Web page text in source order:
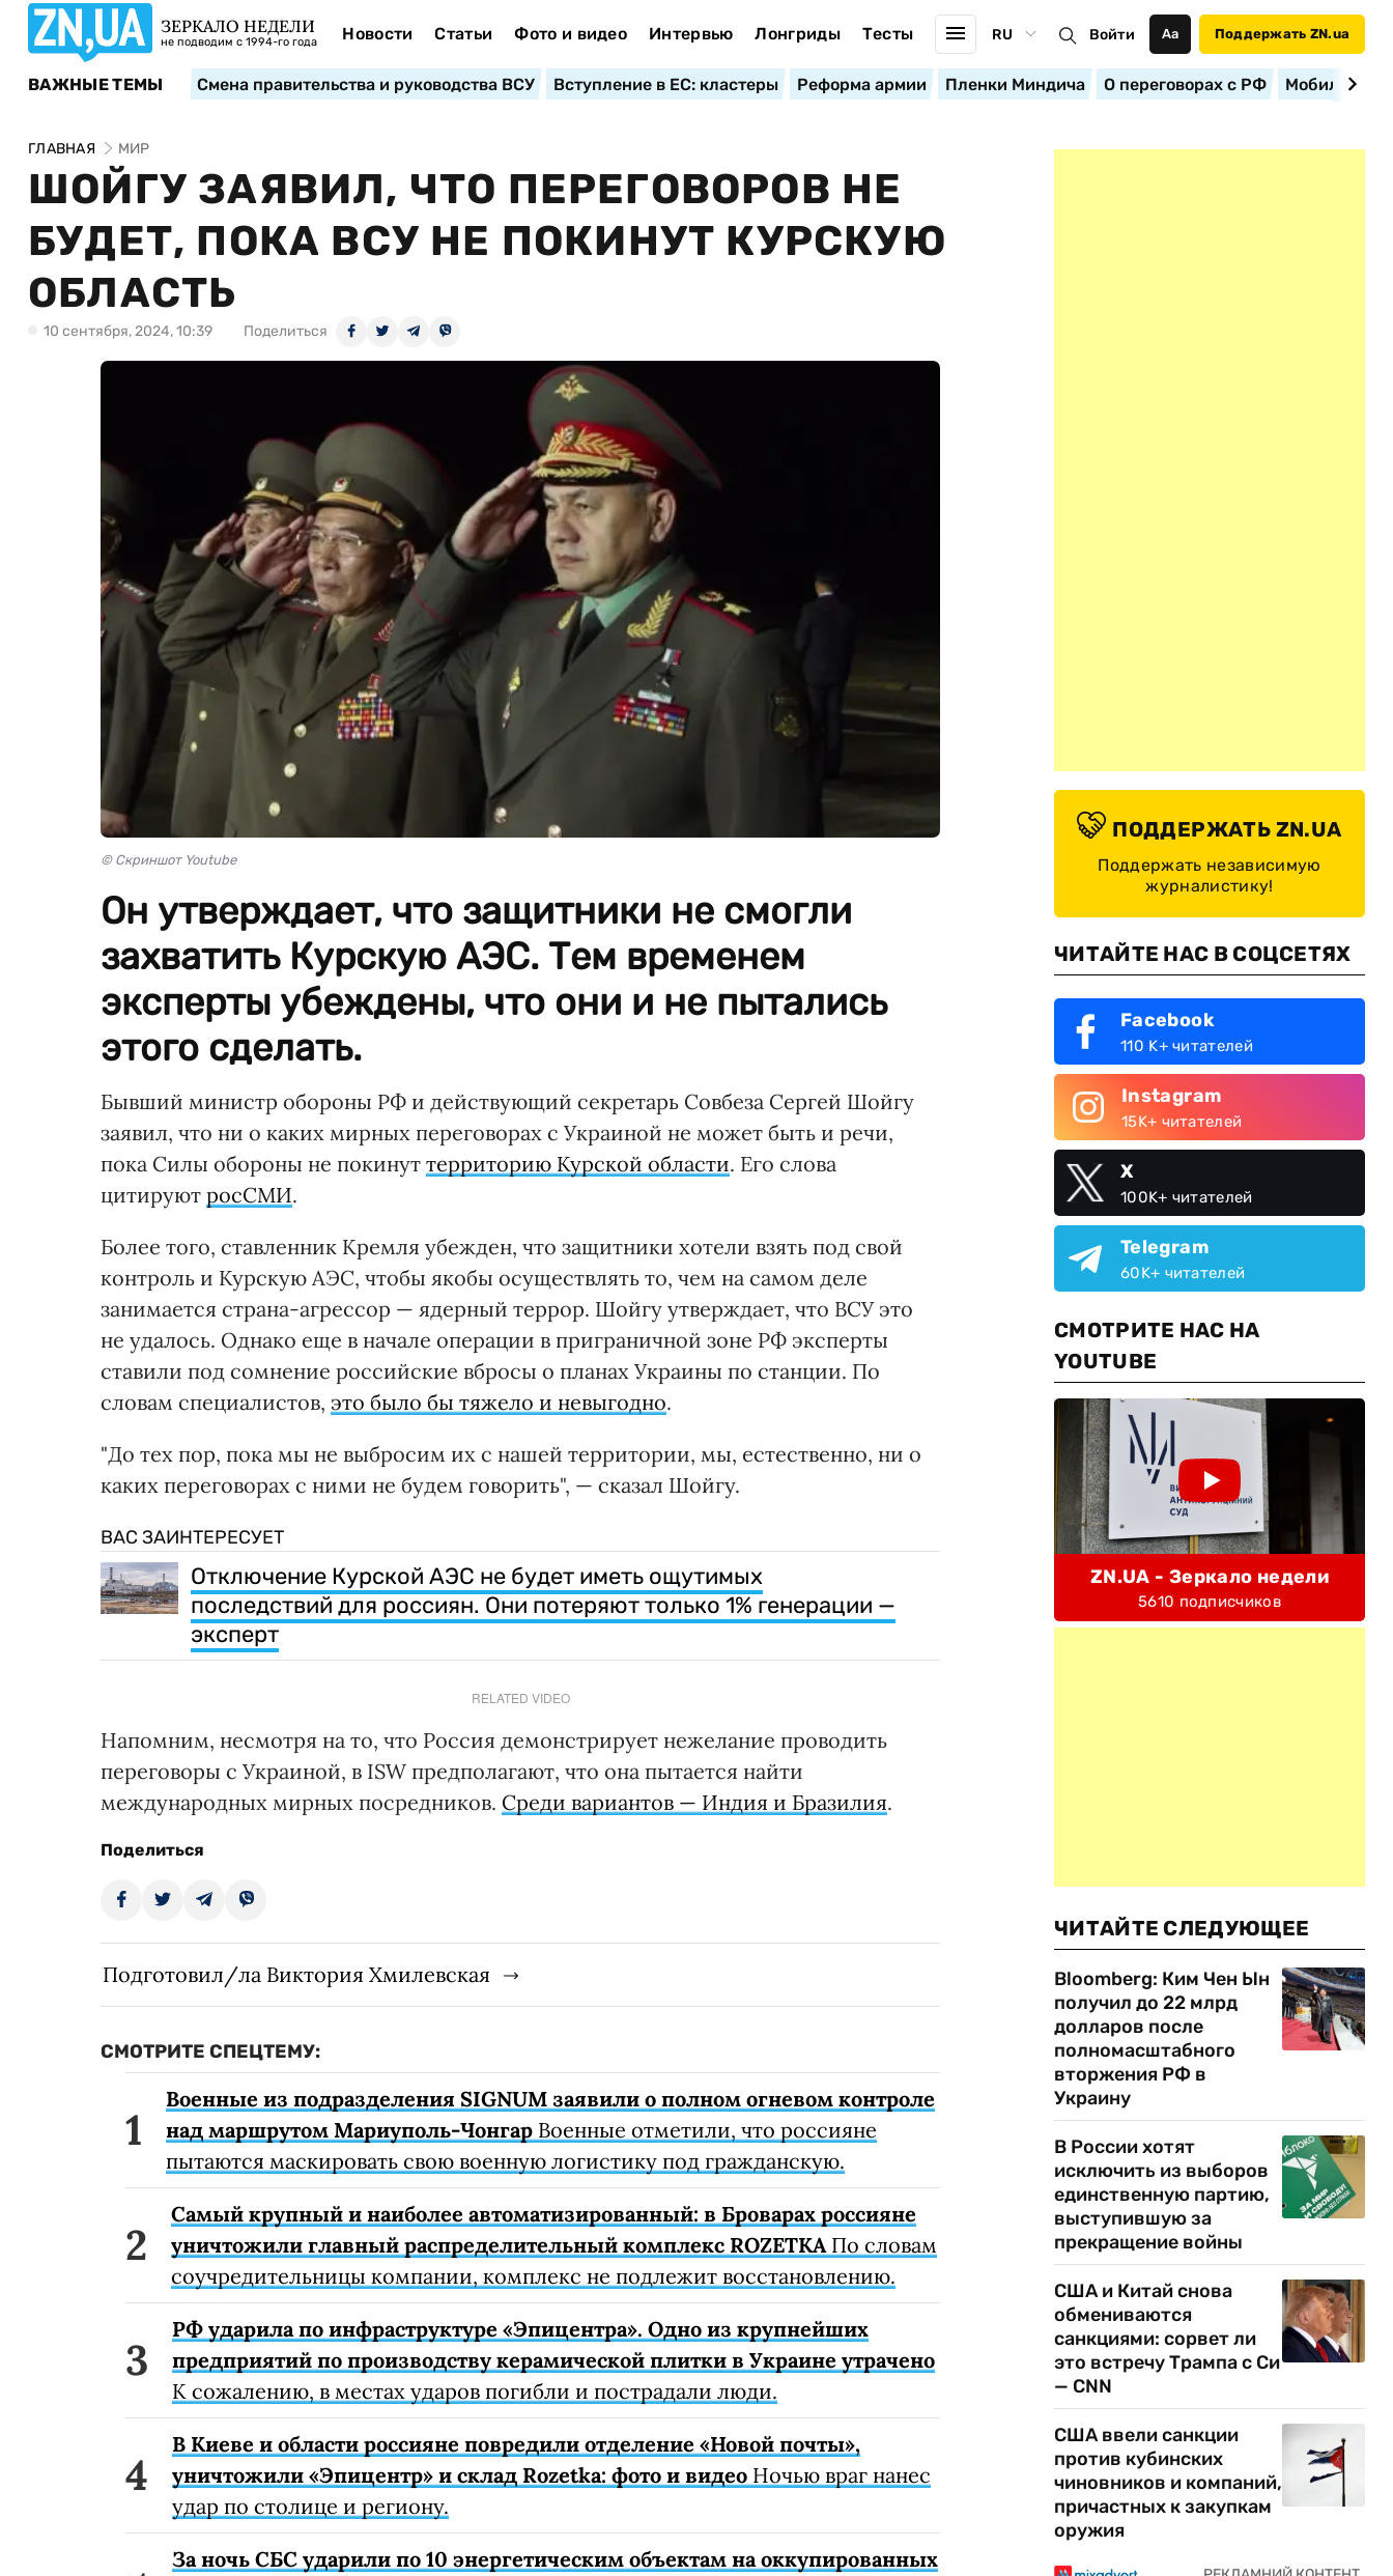
ЗЕРКАЛО НЕДЕЛИ
не подводим с 1994-го года Новости Статьи Фото и видео Интервью Лонгриды Тесты RU Войти Аа Поддержать ZN.ua
ВАЖНЫЕ ТЕМЫ Смена правительства и руководства ВСУ Вступление в ЕС: кластеры Реформа армии Пленки Миндича О переговорах с РФ
ГЛАВНАЯ МИР
ШОЙГУ ЗАЯВИЛ, ЧТО ПЕРЕГОВОРОВ НЕ
БУДЕТ, ПОКА ВСУ НЕ ПОКИНУТ КУРСКУЮ
ОБЛАСТЬ
10 сентября, 2024, 10:39 Поделиться
© Скриншот Youtube
Он утверждает, что защитники не смогли
захватить Курскую АЭС. Тем временем
эксперты убеждены, что они и не пытались
этого сделать.
Бывший министр обороны РФ и действующий секретарь Совбеза Сергей Шойгу
заявил, что ни о каких мирных переговорах с Украиной не может быть и речи,
пока Силы обороны не покинут территорию Курской области. Его слова
цитируют росСМИ.
Более того, ставленник Кремля убежден, что защитники хотели взять под свой
контроль и Курскую АЭС, чтобы якобы осуществлять то, чем на самом деле
занимается страна-агрессор — ядерный террор. Шойгу утверждает, что ВСУ это
не удалось. Однако еще в начале операции в приграничной зоне РФ эксперты
ставили под сомнение российские вбросы о планах Украины по станции. По
словам специалистов, это было бы тяжело и невыгодно.
"До тех пор, пока мы не выбросим их с нашей территории, мы, естественно, ни о
каких переговорах с ними не будем говорить", — сказал Шойгу.
ВАС ЗАИНТЕРЕСУЕТ
Отключение Курской АЭС не будет иметь ощутимых
последствий для россиян. Они потеряют только 1% генерации —
эксперт
RELATED VIDEO
Напомним, несмотря на то, что Россия демонстрирует нежелание проводить
переговоры с Украиной, в ISW предполагают, что она пытается найти
международных мирных посредников. Среди вариантов — Индия и Бразилия.
Поделиться
Подготовил/ла Виктория Хмилевская
СМОТРИТЕ СПЕЦТЕМУ:
Военные из подразделения SIGNUM заявили о полном огневом контроле
над маршрутом Мариуполь-Чонгар Военные отметили, что россияне
пытаются маскировать свою военную логистику под гражданскую.
Самый крупный и наиболее автоматизированный: в Броварах россияне
уничтожили главный распределительный комплекс ROZETKAПо словам
соучредительницы компании, комплекс не подлежит восстановлению.
РФ ударила по инфраструктуре «Эпицентра». Одно из крупнейших
предприятий по производству керамической плитки в Украине утрачено
К сожалению, в местах ударов погибли и пострадали люди.
В Киеве и области россияне повредили отделение «Новой почты»,
уничтожили «Эпицентр» и склад Rozetka: фото и видео Ночью враг нанес
удар по столице и региону.
За ночь СБС ударили по 10 энергетическим объектам на оккупированных
ПОДДЕРЖАТЬ ZN.UA
Поддержать независимую
журналистику!
ЧИТАЙТЕ НАС В СОЦСЕТЯХ
Facebook
110 K+ читателей
Instagram
15K+ читателей
X
100K+ читателей
Telegram
60K+ читателей
СМОТРИТЕ НАС НА
YOUTUBE
ZN.UA - Зеркало недели
5610 подписчиков
ЧИТАЙТЕ СЛЕДУЮЩЕЕ
Bloomberg: Ким Чен Ын
получил до 22 млрд
долларов после
полномасштабного
вторжения РФ в
Украину
В России хотят
исключить из выборов
единственную партию,
выступившую за
прекращение войны
США и Китай снова
обмениваются
санкциями: сорвет ли
это встречу Трампа с Си
— CNN
США ввели санкции
против кубинских
чиновников и компаний,
причастных к закупкам
оружия